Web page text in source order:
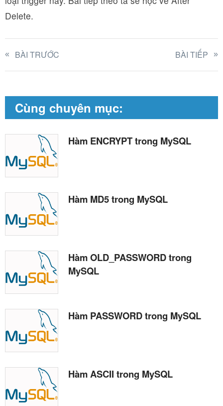
Delete.
BÀI TRƯỚC BÀI TIẾP
Cùng chuyên mục:
Hàm ENCRYPT trong MySQL
Hàm MD5 trong MySQL
Hàm OLD_PASSWORD trong
MySQL
Hàm PASSWORD trong MySQL
Hàm ASCII trong MySQL